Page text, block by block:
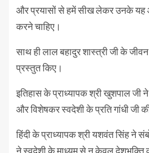
और प्रयासों से हमें सीख लेकर उनके यह
करने चाहिए।
साथ ही लाल बहादुर शास्त्री जी के
प्रस्तुत किए।
इतिहास के प्राध्यापक श्री खुशपाल जी
और विशेषकर स्वदेशी के प्रति गांधी जी
हिंदी के प्राध्यापक श्री यशवंत सिंह ने
ने स्वदेशी के माध्यम से न केवल देशभक्ति